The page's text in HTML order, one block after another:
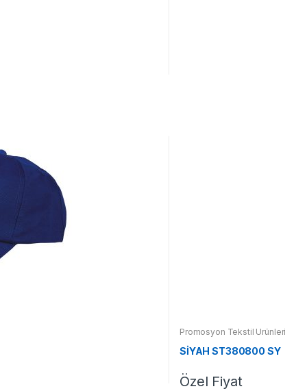
Promosyon Tekstil Ürünleri
SİYAH ST380800 SY
Özel Fiyat